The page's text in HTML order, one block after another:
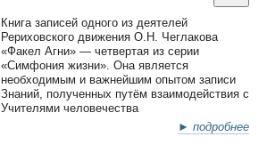
Книга записей одного из деятелей
Рериховского движения О.Н. Чеглакова
«Факел Агни» — четвертая из серии
«Симфония жизни». Она является
необходимым и важнейшим опытом записи
Знаний, полученных путём взаимодействия с
Учителями человечества
► подробнее